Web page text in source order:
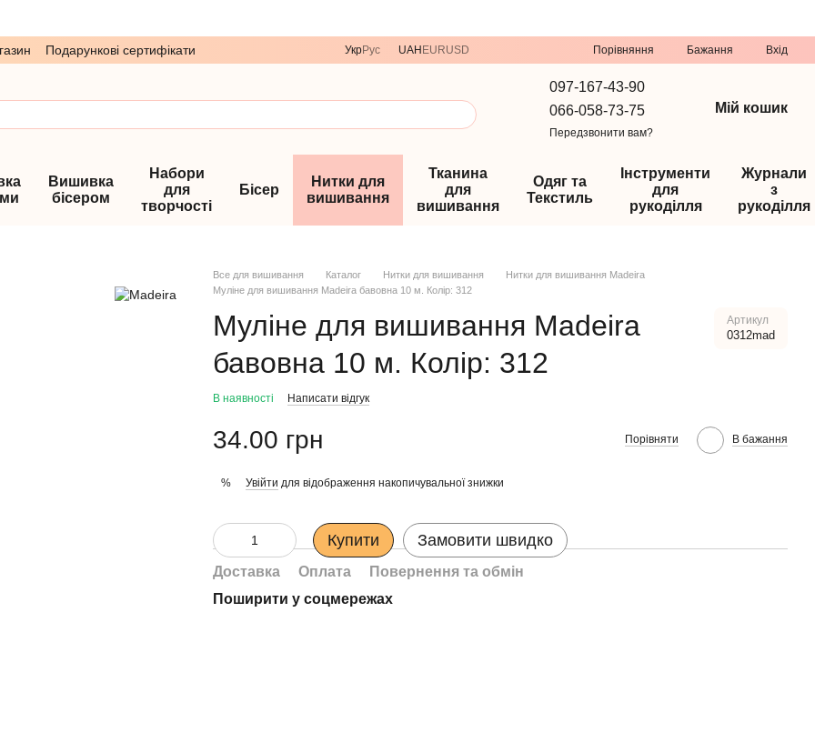
Подарункові сертифікати УкрРус UAH EURUSD Порівняння Бажання Вхід
097-167-43-90
066-058-73-75
Передзвонити вам?
Мій кошик
Вишивка
бісером
Набори
для
творчості
Бісер
Нитки для
вишивання
Тканина
для
вишивання
Одяг та
Текстиль
Інструменти
для
рукоділля
Журнали
з
рукоділля
Все для вишивання Каталог Нитки для вишивання
Нитки для вишивання Madeira
Муліне для вишивання Madeira бавовна 10 м. Колір: 312
Муліне для вишивання Madeira
бавовна 10 м. Колір: 312
Артикул
0312mad
В наявності Написати відгук
34.00 грн Порівняти В бажання
% Увійти для відображення накопичувальної знижки
Купити Замовити швидко
Доставка Оплата
Повернення та обмін
Поширити у соцмережах